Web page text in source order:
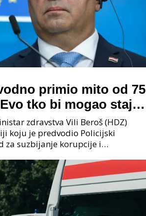
primio mito od 75
tko bi mogao stajati
udruženja
zdravstva Vili Beroš (HDZ)
koju je predvodio Policijski
za suzbijanje korupcije i